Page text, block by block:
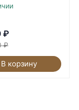
₽
₽
В корзину